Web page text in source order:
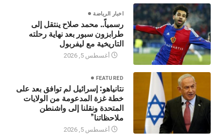
اخبار الرياضة
رسمياً.. محمد صلاح ينتقل إلى
طرابزون سبور بعد نهاية رحلته
التاريخية مع ليفربول
أغسطس 5, 2026
FEATURED
نتانياهو: إسرائيل لم توافق بعد على
خطة غزة المدعومة من الولايات
المتحدة ونقلنا إلى واشنطن
ملاحظاتنا”
أغسطس 5, 2026